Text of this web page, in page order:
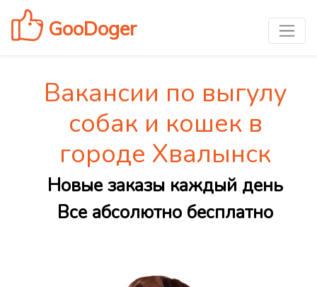
GooDoger
Вакансии по выгулу
собак и кошек в
городе Хвалынск
Новые заказы каждый день
Все абсолютно бесплатно